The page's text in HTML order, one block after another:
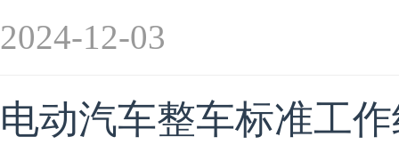
2024-12-03
电动汽车整车标准工